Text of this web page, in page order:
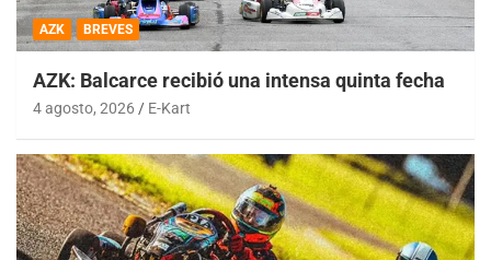
AZK BREVES
AZK: Balcarce recibió una intensa quinta fecha
4 agosto, 2026 E-Kart